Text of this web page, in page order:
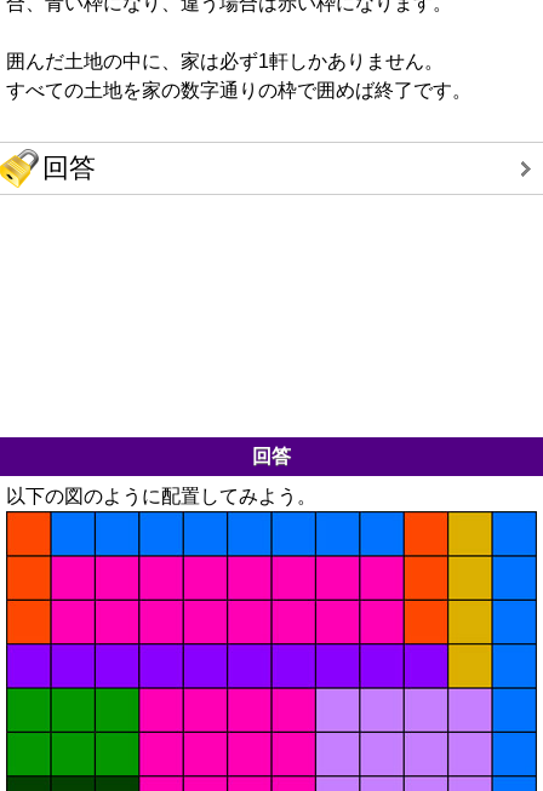
囲んだ土地の中に、家は必ず1軒しかありません。
すべての土地を家の数字通りの枠で囲めば終了です。
回答
回答
以下の図のように配置してみよう。